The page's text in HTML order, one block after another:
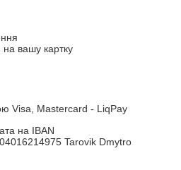
на вашу картку
Visa, Mastercard - LiqPay
на IBAN
Tarovik Dmytro